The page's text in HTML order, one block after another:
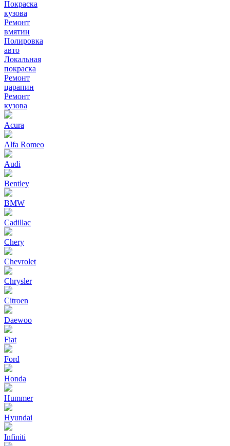
Покраска
кузова
Ремонт
вмятин
Полировка
авто
Локальная
покраска
Ремонт
царапин
Ремонт
кузова
Acura
Alfa Romeo
Audi
Bentley
BMW
Cadillac
Chery
Chevrolet
Chrysler
Citroen
Daewoo
Fiat
Ford
Honda
Hummer
Hyundai
Infiniti